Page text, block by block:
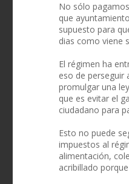
No sólo
que
supuesto para
dias como viene
El régimen ha
eso de perseguir
promulgar una
que es evitar el
ciudadano para
Esto no puede
impuestos al
alimentación,
acribillado